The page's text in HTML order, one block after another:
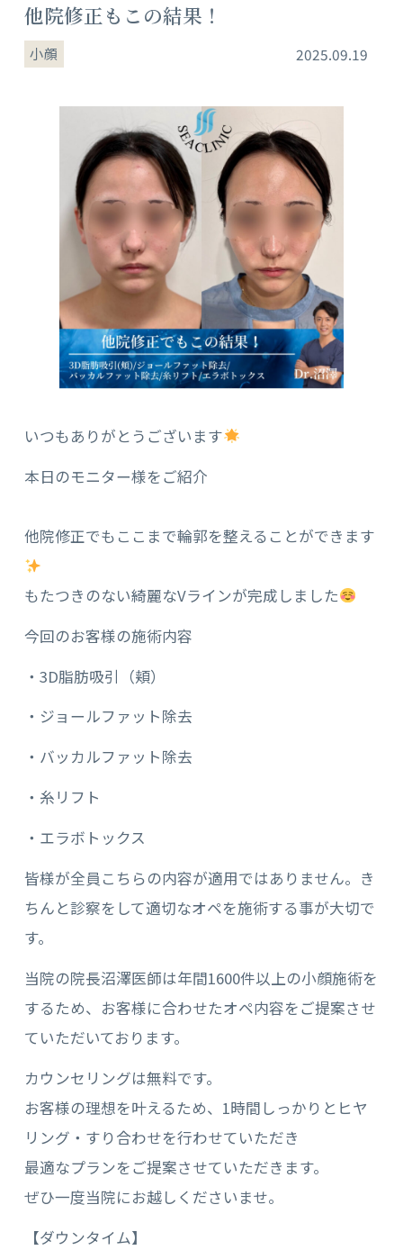
他院修正もこの結果！
小顔 2025.09.19
いつもありがとうございます
本日のモニター様をご紹介
他院修正でもここまで輪郭を整えることができます
もたつきのない綺麗なVラインが完成しました
今回のお客様の施術内容
・3D脂肪吸引（頬）
・ジョールファット除去
・バッカルファット除去
・糸リフト
・エラボトックス
皆様が全員こちらの内容が適用ではありません。き
ちんと診察をして適切なオペを施術する事が大切で
す。
当院の院長沼澤医師は年間1600件以上の小顔施術を
するため、お客様に合わせたオペ内容をご提案させ
ていただいております。
カウンセリングは無料です。
お客様の理想を叶えるため、1時間しっかりとヒヤ
リング・すり合わせを行わせていただき
最適なプランをご提案させていただきます。
ぜひ一度当院にお越しくださいませ。
【ダウンタイム】